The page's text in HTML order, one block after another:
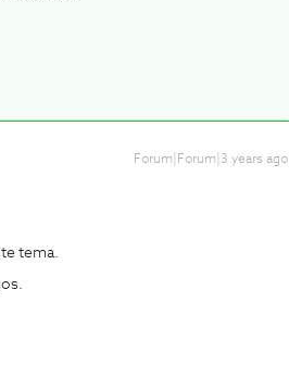
Forum|Forum|3 years ago
tema.